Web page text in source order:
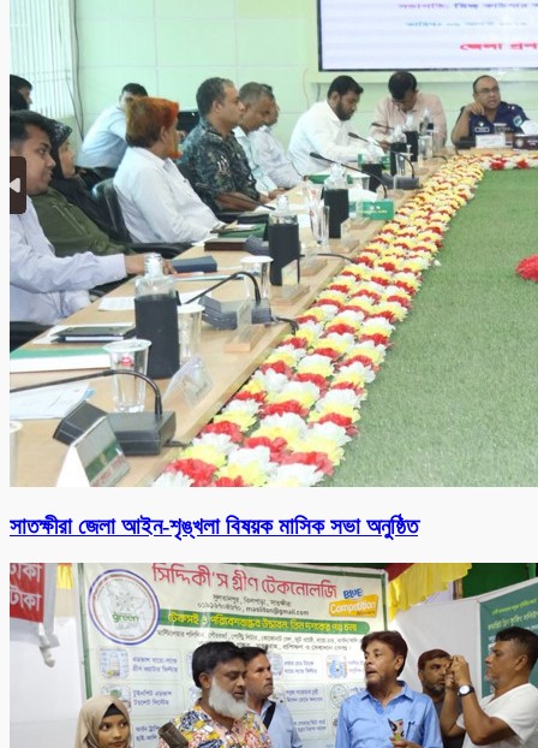
সাতক্ষীরা জেলা আইন-শৃঙ্খলা বিষয়ক মাসিক সভা অনুষ্ঠিত